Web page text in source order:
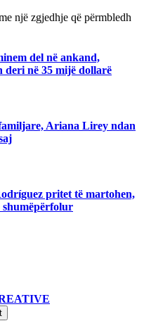
një zgjedhje që përmbledh
del në ankand,
deri në 35 mijë dollarë
Ariana Lirey ndan
pritet të martohen,
shumëpërfolur